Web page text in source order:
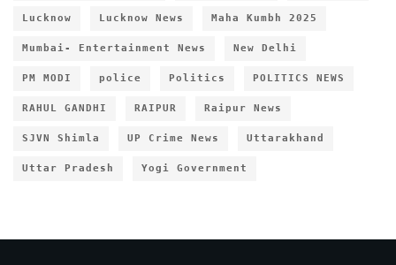
Lucknow Lucknow News Maha Kumbh 2025
Mumbai- Entertainment News New Delhi
PM MODI police Politics POLITICS NEWS
RAHUL GANDHI RAIPUR Raipur News
SJVN Shimla UP Crime News Uttarakhand
Uttar Pradesh Yogi Government